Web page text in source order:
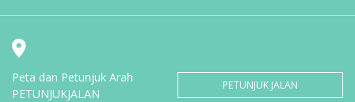
Peta dan Petunjuk Arah
PETUNJUKJALAN
PETUNJUK JALAN